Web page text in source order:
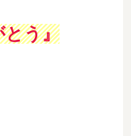
とう』